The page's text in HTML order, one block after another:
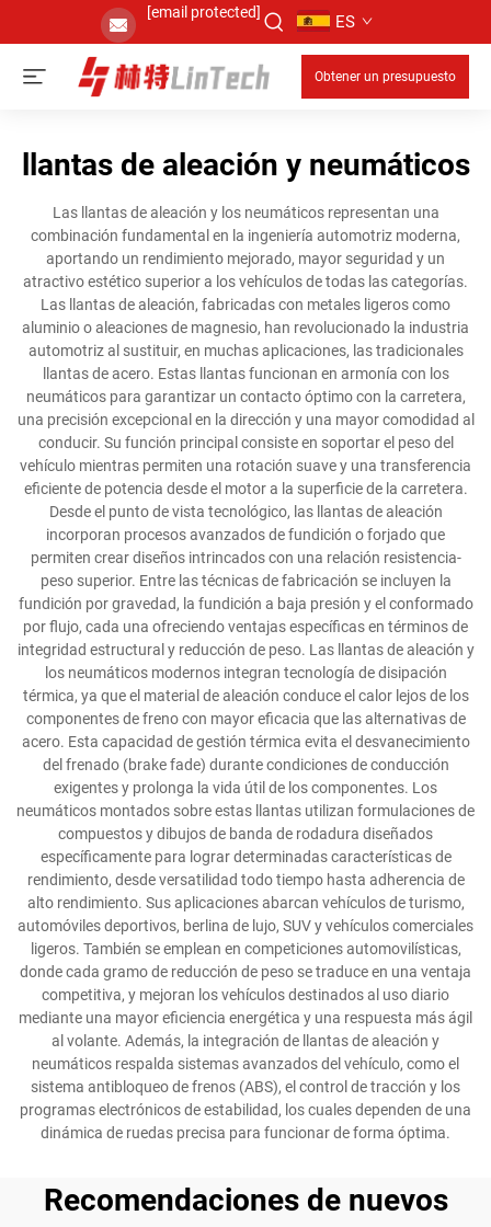
[email protected] ES
Obtener un presupuesto
llantas de aleación y neumáticos
Las llantas de aleación y los neumáticos representan una
combinación fundamental en la ingeniería automotriz moderna,
aportando un rendimiento mejorado, mayor seguridad y un
atractivo estético superior a los vehículos de todas las categorías.
Las llantas de aleación, fabricadas con metales ligeros como
aluminio o aleaciones de magnesio, han revolucionado la industria
automotriz al sustituir, en muchas aplicaciones, las tradicionales
llantas de acero. Estas llantas funcionan en armonía con los
neumáticos para garantizar un contacto óptimo con la carretera,
una precisión excepcional en la dirección y una mayor comodidad al
conducir. Su función principal consiste en soportar el peso del
vehículo mientras permiten una rotación suave y una transferencia
eficiente de potencia desde el motor a la superficie de la carretera.
Desde el punto de vista tecnológico, las llantas de aleación
incorporan procesos avanzados de fundición o forjado que
permiten crear diseños intrincados con una relación resistencia-
peso superior. Entre las técnicas de fabricación se incluyen la
fundición por gravedad, la fundición a baja presión y el conformado
por flujo, cada una ofreciendo ventajas específicas en términos de
integridad estructural y reducción de peso. Las llantas de aleación y
los neumáticos modernos integran tecnología de disipación
térmica, ya que el material de aleación conduce el calor lejos de los
componentes de freno con mayor eficacia que las alternativas de
acero. Esta capacidad de gestión térmica evita el desvanecimiento
del frenado (brake fade) durante condiciones de conducción
exigentes y prolonga la vida útil de los componentes. Los
neumáticos montados sobre estas llantas utilizan formulaciones de
compuestos y dibujos de banda de rodadura diseñados
específicamente para lograr determinadas características de
rendimiento, desde versatilidad todo tiempo hasta adherencia de
alto rendimiento. Sus aplicaciones abarcan vehículos de turismo,
automóviles deportivos, berlina de lujo, SUV y vehículos comerciales
ligeros. También se emplean en competiciones automovilísticas,
donde cada gramo de reducción de peso se traduce en una ventaja
competitiva, y mejoran los vehículos destinados al uso diario
mediante una mayor eficiencia energética y una respuesta más ágil
al volante. Además, la integración de llantas de aleación y
neumáticos respalda sistemas avanzados del vehículo, como el
sistema antibloqueo de frenos (ABS), el control de tracción y los
programas electrónicos de estabilidad, los cuales dependen de una
dinámica de ruedas precisa para funcionar de forma óptima.
Recomendaciones de nuevos